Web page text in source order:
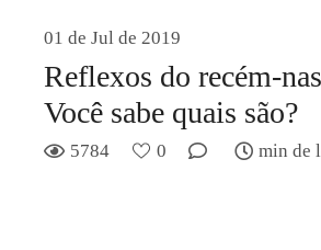
01 de Jul de 2019
Reflexos do recém-
Você sabe quais são?
5784 0 min de